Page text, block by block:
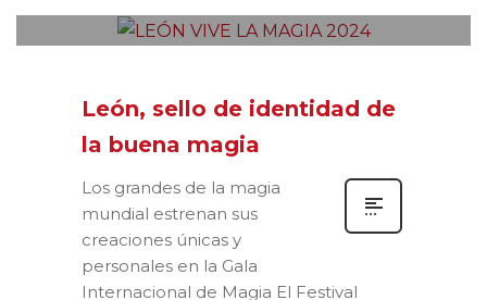
León, sello de identidad de
la buena magia
Los grandes de la magia
mundial estrenan sus
creaciones únicas y
personales en la Gala
Internacional de Magia El Festival